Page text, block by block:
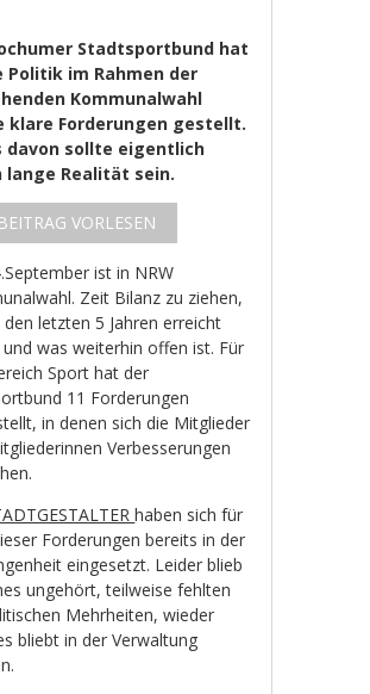
Stadtsportbund hat
Politik im Rahmen der
Kommunalwahl
klare Forderungen gestellt.
davon sollte eigentlich
lange Realität sein.
BEITRAG VORLESEN
ist in NRW
Zeit Bilanz zu ziehen,
den letzten 5 Jahren erreicht
was weiterhin offen ist. Für
Sport hat der
11 Forderungen
in denen sich die Mitglieder
Verbesserungen
haben sich für
Forderungen bereits in der
eingesetzt. Leider blieb
ungehört, teilweise fehlten
Mehrheiten, wieder
bliebt in der Verwaltung